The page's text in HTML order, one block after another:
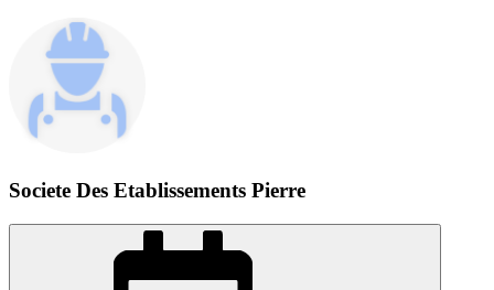
Societe Des Etablissements Pierre